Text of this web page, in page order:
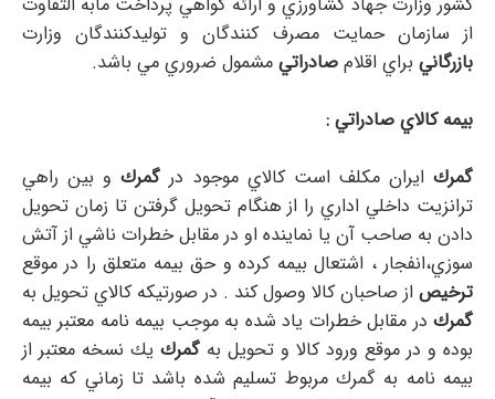
از سازمان حمايت مصرف كنندگان و توليدكنندگان وزارت
بازرگاني براي اقلامصادراتيمشمول ضروري مي باشد.
بيمه كالاي صادراتي :
گمركايران مكلف است كالاي موجود درگمركو بين راهي
ترانزيت داخلي اداري را از هنگام تحويل گرفتن تا زمان تحويل
دادن به صاحب آن يا نماينده او در مقابل خطرات ناشي از آتش
سوزي،‌انفجار ، اشتعال بيمه كرده و حق بيمه متعلق را در موقع
ترخيص از صاحبان كالا وصول كند . در صورتيكه كالاي تحويل به
گمرك در مقابل خطرات ياد شده به موجب بيمه نامه معتبر بيمه
بوده و در موقع ورود كالا و تحويل به گمرك يك نسخه معتبر از
بيمه نامه به گمرك مربوط تسليم شده باشد تا زماني كه بيمه